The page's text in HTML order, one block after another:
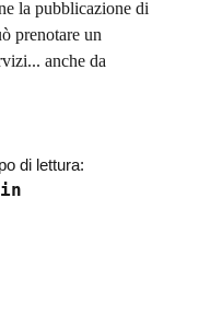
la pubblicazione di
prenotare un
anche da
di lettura: